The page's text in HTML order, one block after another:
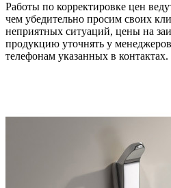
Работы по корректировке цен
чем убедительно просим своих
неприятных ситуаций, цены на
продукцию уточнять у
телефонам указанных в контактах.